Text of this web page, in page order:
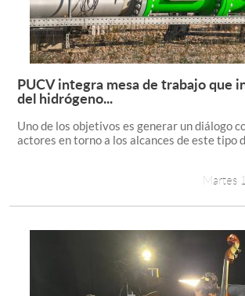
PUCV integra mesa de trabajo que
del hidrógeno...
Uno de los objetivos es generar un diálogo
actores en torno a los alcances de este tipo
Martes